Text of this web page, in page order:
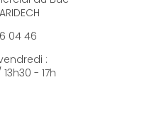
04 46
:
- 17h